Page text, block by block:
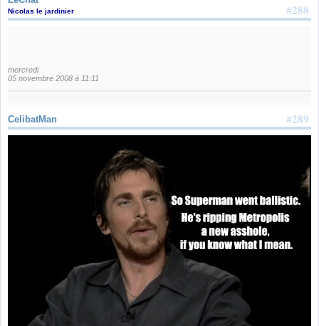
#288
Nicolas le jardinier
mercredi
05 novembre 2008 à 11:11
#289
CelibatMan